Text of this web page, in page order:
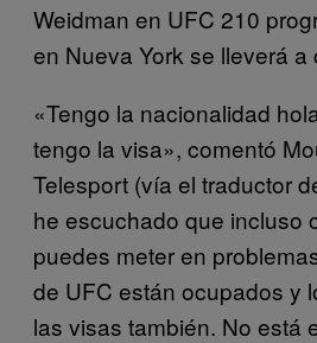
Weidman en UFC 210
en Nueva York se lleverá a
«Tengo la nacionalidad
tengo la visa», comentó
Telesport (vía el traductor
he escuchado que incluso
puedes meter en
de UFC están ocupados y
las visas también. No está